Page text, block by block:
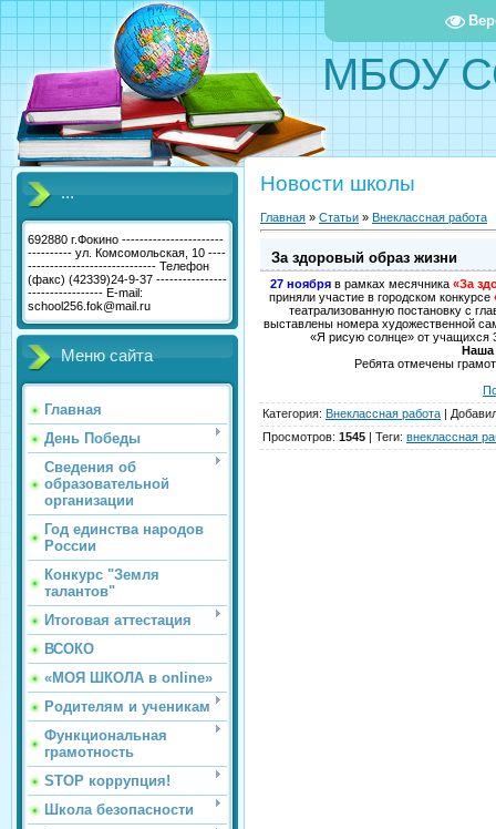
МБОУ
...
692880 г.Фокино -----------------------
---------- ул. Комсомольская, 10 ----
----------------------------- Телефон
(факс) (42339)24-9-37 ----------------
----------------- E-mail:
school256.fok@mail.ru
Меню сайта
Главная
День Победы
Сведения об
образовательной
организации
Год единства народов
России
Конкурс "Земля
талантов"
Итоговая аттестация
ВСОКО
«МОЯ ШКОЛА в online»
Родителям и ученикам
Функциональная
грамотность
STOP коррупция!
Школа безопасности
Новости школы
Главная » Статьи » Внеклассная работа
За здоровый образ жизни
27 ноября в рамках месячника«За
приняли участие в городском конкурсе
театрализованную постановку с
выставлены номера художественной
«Я рисую солнце» от учащихся
Наша
Ребята отмечены
Категория: Внеклассная работа |
Просмотров: 1545 | Теги: внеклассная